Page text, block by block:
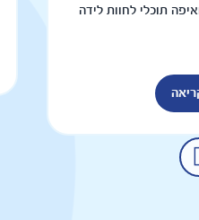
תוכלי לחוות לידה